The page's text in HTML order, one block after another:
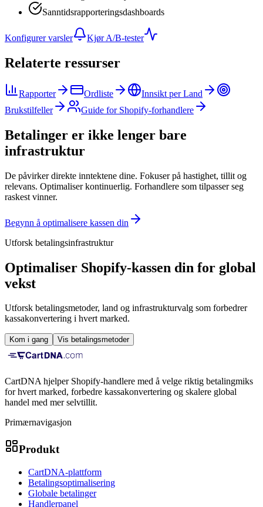
Sanntidsrapporteringsdashboards
Konfigurer varsler Kjør A/B-tester
Relaterte ressurser
Rapporter Ordliste
Innsikt per Land
Brukstilfeller
Guide for Shopify-forhandlere
Betalinger er ikke lenger bare
infrastruktur
De påvirker direkte inntektene dine. Fokuser på hastighet, tillit og
relevans. Optimaliser kontinuerlig. Forhandlere som tilpasser seg
raskest vinner.
Begynn å optimalisere kassen din
Utforsk betalingsinfrastruktur
Optimaliser Shopify-kassen din for global
vekst
Utforsk betalingsmetoder, land og infrastrukturvalg som forbedrer
kassakonvertering i hvert marked.
Kom i gang Vis betalingsmetoder
CartDNA hjelper Shopify-handlere med å velge riktig betalingmiks
for hvert marked, forbedre kassakonvertering og skalere global
handel med mer selvtillit.
Primærnavigasjon
Produkt
CartDNA-plattform
Betalingsoptimalisering
Globale betalinger
Handlerpanel